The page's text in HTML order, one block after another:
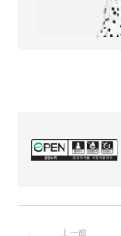
上一篇